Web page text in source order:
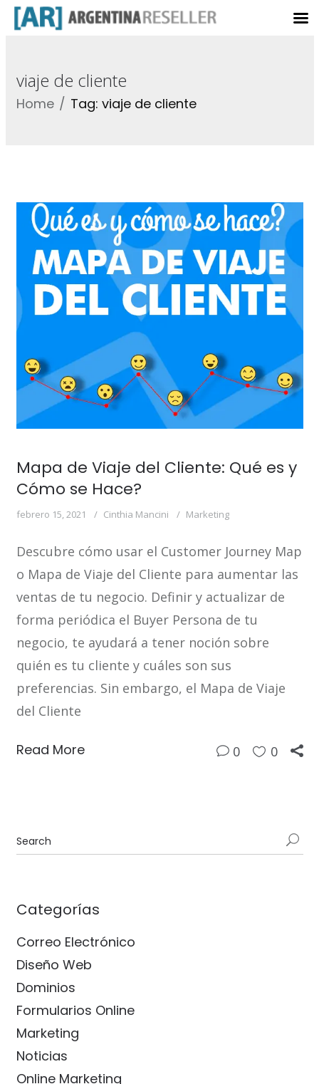
viaje de cliente
Home Tag: viaje de cliente
Mapa de Viaje del Cliente: Qué es y
Cómo se Hace?
febrero 15, 2021 Cinthia Mancini Marketing
Descubre cómo usar el Customer Journey Map
o Mapa de Viaje del Cliente para aumentar las
ventas de tu negocio. Definir y actualizar de
forma periódica el Buyer Persona de tu
negocio, te ayudará a tener noción sobre
quién es tu cliente y cuáles son sus
preferencias. Sin embargo, el Mapa de Viaje
del Cliente
Read More 0 0
Categorías
Correo Electrónico
Diseño Web
Dominios
Formularios Online
Marketing
Noticias
Online Marketing